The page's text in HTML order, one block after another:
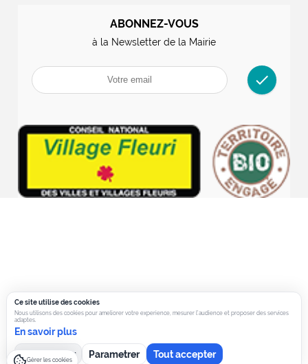
ABONNEZ-VOUS
à la Newsletter de la Mairie
check
Ce site utilise des cookies
Nous utilisons des cookies pour ameliorer votre experience, mesurer l’audience et proposer des services
adaptes.
En savoir plus
Tout refuser Parametrer Tout accepter
Gérer les cookies